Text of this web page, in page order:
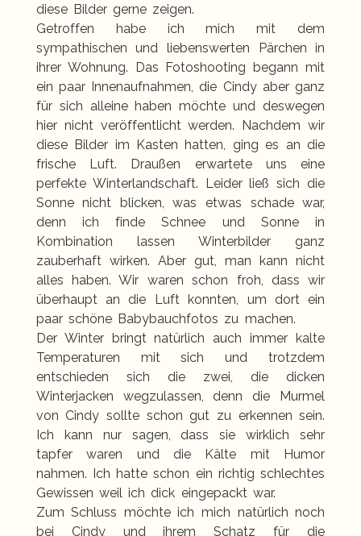
diese Bilder gerne zeigen.
Getroffen habe ich mich mit dem
sympathischen und liebenswerten Pärchen in
ihrer Wohnung. Das Fotoshooting begann mit
ein paar Innenaufnahmen, die Cindy aber ganz
für sich alleine haben möchte und deswegen
hier nicht veröffentlicht werden. Nachdem wir
diese Bilder im Kasten hatten, ging es an die
frische Luft. Draußen erwartete uns eine
perfekte Winterlandschaft. Leider ließ sich die
Sonne nicht blicken, was etwas schade war,
denn ich finde Schnee und Sonne in
Kombination lassen Winterbilder ganz
zauberhaft wirken. Aber gut, man kann nicht
alles haben. Wir waren schon froh, dass wir
überhaupt an die Luft konnten, um dort ein
paar schöne Babybauchfotos zu machen.
Der Winter bringt natürlich auch immer kalte
Temperaturen mit sich und trotzdem
entschieden sich die zwei, die dicken
Winterjacken wegzulassen, denn die Murmel
von Cindy sollte schon gut zu erkennen sein.
Ich kann nur sagen, dass sie wirklich sehr
tapfer waren und die Kälte mit Humor
nahmen. Ich hatte schon ein richtig schlechtes
Gewissen weil ich dick eingepackt war.
Zum Schluss möchte ich mich natürlich noch
bei Cindy und ihrem Schatz für die